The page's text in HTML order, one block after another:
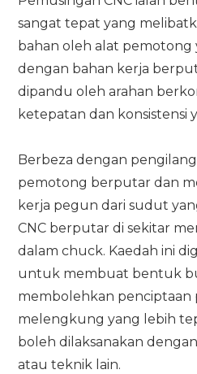
sangat tepat yang
bahan oleh alat
dengan bahan kerja
dipandu oleh arahan
ketepatan dan konsistensi
Berbeza dengan
pemotong berputar dan
kerja pegun dari sudut
CNC berputar di sekitar
dalam chuck. Kaedah ini
untuk membuat bentuk
membolehkan penciptaan
melengkung yang lebih
boleh dilaksanakan
atau teknik lain.